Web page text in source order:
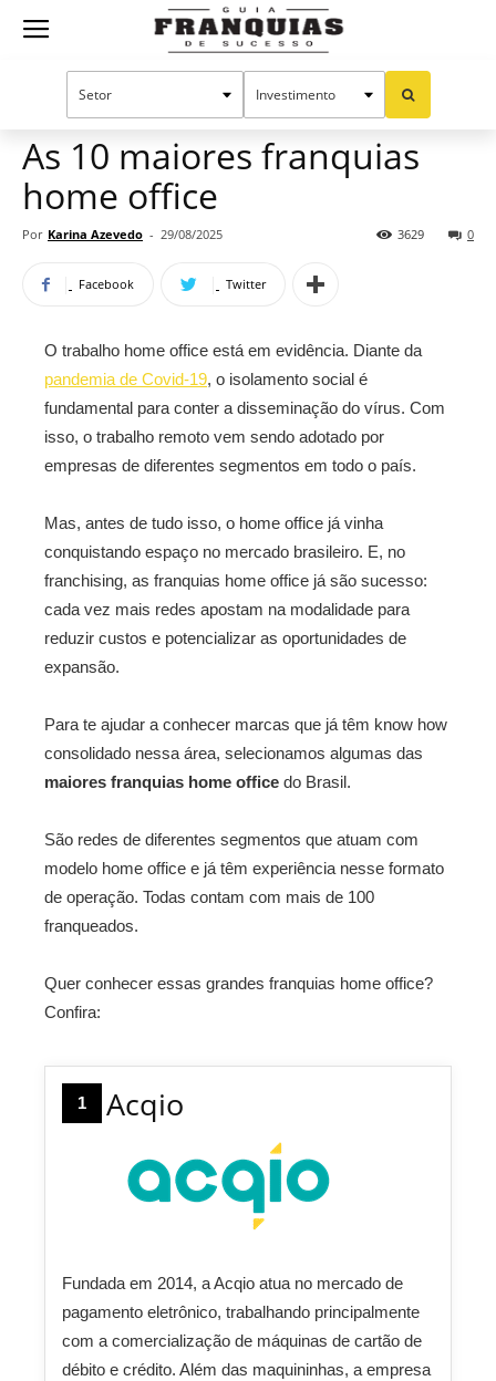
Guia
Oportunidades e tendências
As 10 maiores franquias
home office
Por Karina Azevedo - 29/08/2025 0
3629
Facebook Twitter
O trabalho home office está em evidência. Diante da
pandemia de Covid-19, o isolamento social é
fundamental para conter a disseminação do vírus. Com
isso, o trabalho remoto vem sendo adotado por
empresas de diferentes segmentos em todo o país.
Mas, antes de tudo isso, o home office já vinha
conquistando espaço no mercado brasileiro. E, no
franchising, as franquias home office já são sucesso:
cada vez mais redes apostam na modalidade para
reduzir custos e potencializar as oportunidades de
expansão.
Para te ajudar a conhecer marcas que já têm know how
consolidado nessa área, selecionamos algumas das
maiores franquias home office do Brasil.
São redes de diferentes segmentos que atuam com
modelo home office e já têm experiência nesse formato
de operação. Todas contam com mais de 100
franqueados.
Quer conhecer essas grandes franquias home office?
Confira:
1 Acqio
Fundada em 2014, a Acqio atua no mercado de
pagamento eletrônico, trabalhando principalmente
com a comercialização de máquinas de cartão de
débito e crédito. Além das maquininhas, a empresa